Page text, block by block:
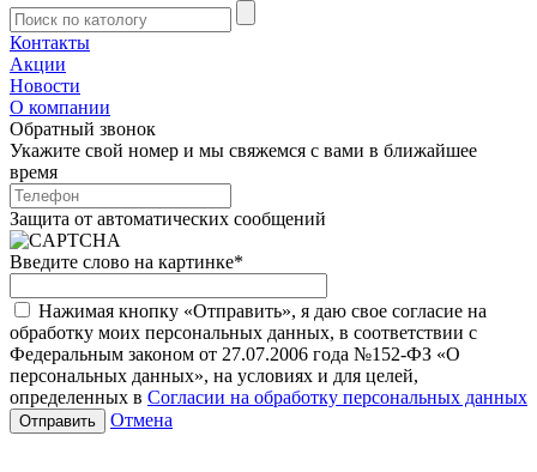
Контакты
Акции
Новости
О компании
Обратный звонок
Укажите свой номер и мы свяжемся с вами в ближайшее
время
Защита от автоматических сообщений
Введите слово на картинке*
Нажимая кнопку «Отправить», я даю свое согласие на
обработку моих персональных данных, в соответствии с
Федеральным законом от 27.07.2006 года №152-ФЗ «О
персональных данных», на условиях и для целей,
определенных в Согласии на обработку персональных данных
Отмена